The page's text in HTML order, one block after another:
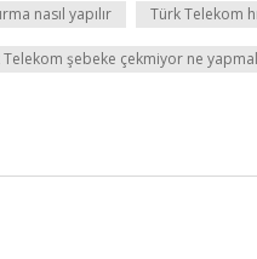
nasıl yapılır Türk Telekom
şebeke çekmiyor ne